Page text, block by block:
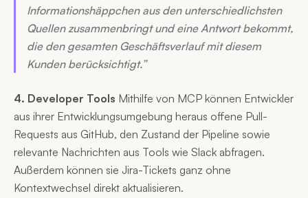
Informationshäppchen aus den unterschiedlichsten
Quellen zusammenbringt und eine Antwort bekommt,
die den gesamten Geschäftsverlauf mit diesem
Kunden berücksichtigt.”
4. Developer Tools Mithilfe von MCP können Entwickler
aus ihrer Entwicklungsumgebung heraus offene Pull-
Requests aus GitHub, den Zustand der Pipeline sowie
relevante Nachrichten aus Tools wie Slack abfragen.
Außerdem können sie Jira-Tickets ganz ohne
Kontextwechsel direkt aktualisieren.